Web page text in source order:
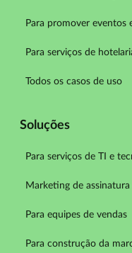
Para promover eventos
Para serviços de
Todos os casos de uso
Soluções
Para serviços de TI e
Marketing de assinatura
Para equipes de vendas
Para construção da